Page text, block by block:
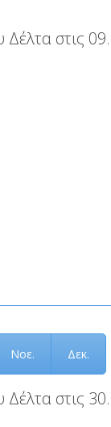
στις
Νοε. Δεκ.
στις